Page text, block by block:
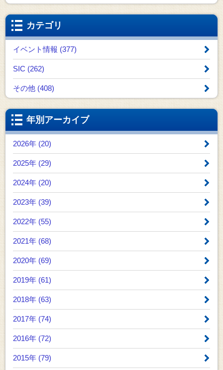
カテゴリ
イベント情報 (377)
SIC (262)
その他 (408)
年別アーカイブ
2026年 (20)
2025年 (29)
2024年 (20)
2023年 (39)
2022年 (55)
2021年 (68)
2020年 (69)
2019年 (61)
2018年 (63)
2017年 (74)
2016年 (72)
2015年 (79)